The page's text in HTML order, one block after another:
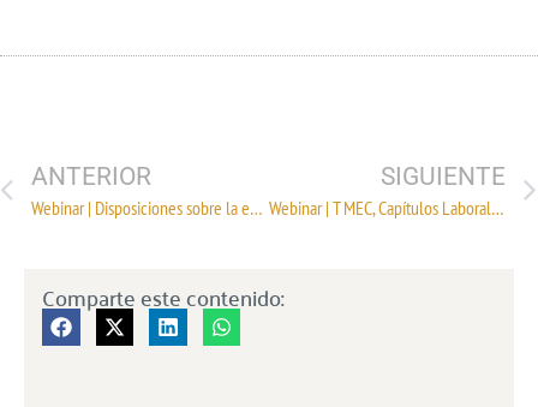
ANTERIOR
Webinar | Disposiciones sobre la entrada en vigor de la nueva manifestación de valor, la cual ahora será emitida de manera electrónica
SIGUIENTE
Webinar | T MEC, Capítulos Laboral y Medio Ambiente
Comparte este contenido: